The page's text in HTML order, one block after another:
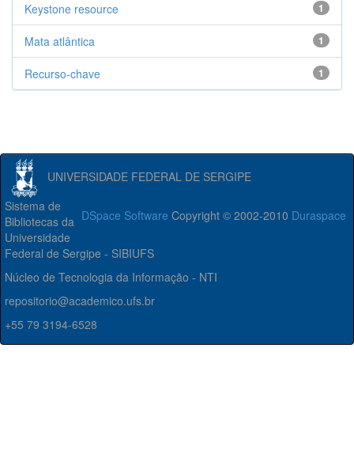
1
Keystone resource
1
Mata atlântica
1
Recurso-chave
UNIVERSIDADE FEDERAL DE SERGIPE
DSpace Software Copyright © 2002-2010 Duraspace
Sistema de
Bibliotecas da
Universidade
Federal de Sergipe - SIBIUFS
Núcleo de Tecnologia da Informação - NTI
repositorio@academico.ufs.br
+55 79 3194-6528